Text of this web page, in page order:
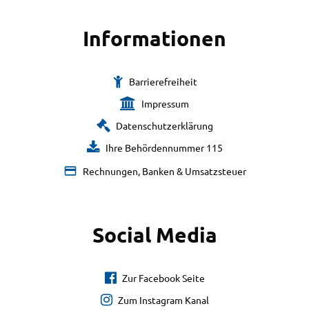
Informationen
Barrierefreiheit
Impressum
Datenschutzerklärung
Ihre Behördennummer 115
Rechnungen, Banken & Umsatzsteuer
Social Media
Zur Facebook Seite
Zum Instagram Kanal